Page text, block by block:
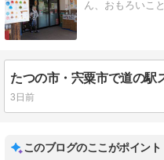
ん、おもろいこ
3日前
このブログのここがポイント